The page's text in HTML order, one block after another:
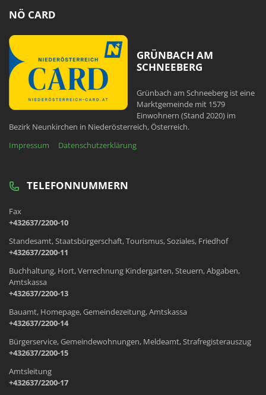
NÖ CARD
GRÜNBACH AM
SCHNEEBERG
Grünbach am Schneeberg ist eine
Marktgemeinde mit 1579
Einwohnern (Stand 2020) im
Bezirk Neunkirchen in Niederösterreich, Österreich.
Impressum
Datenschutzerklärung
TELEFONNUMMERN
Fax
+432637/2200-10
Standesamt, Staatsbürgerschaft, Tourismus, Soziales, Friedhof
+432637/2200-11
Buchhaltung, Hort, Verrechnung Kindergarten, Steuern, Abgaben,
Amtskassa
+432637/2200-13
Bauamt, Homepage, Gemeindezeitung, Amtskassa
+432637/2200-14
Bürgerservice, Gemeindewohnungen, Meldeamt, Strafregisterauszug
+432637/2200-15
Amtsleitung
+432637/2200-17